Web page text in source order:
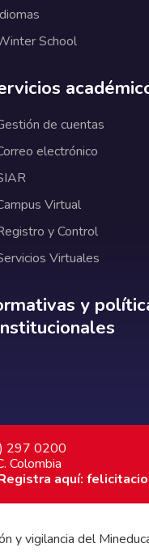
School
de cuentas
electrónico
Virtual
y Control
Virtuales
Normativas y
y
297 0200
Colombia
aquí:
y vigilancia del